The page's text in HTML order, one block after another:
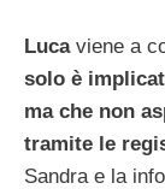
Luca viene a
solo è
ma che non
tramite le
Sandra e la